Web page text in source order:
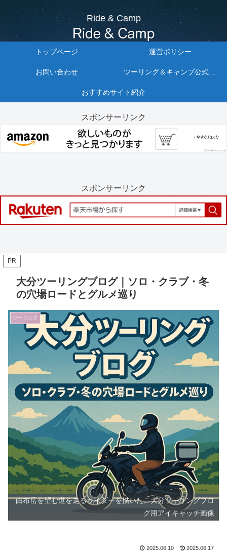
Ride & Camp
トップページ 運営ポリシー
お問い合わせ ツーリング＆キャンプ公式リンクまとめ10選
おすすめサイト紹介
スポンサーリンク
スポンサーリンク
PR
大分ツーリングブログ｜ソロ・クラブ・冬
の穴場ロードとグルメ巡り
ツーリング
由布岳を望む道を走るライダーを描いた、大分ツーリングブロ
グ用アイキャッチ画像
2025.06.10 2025.06.17